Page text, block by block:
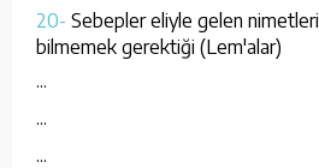
20- Sebepler eliyle gelen
bilmemek gerektiği (Lem'alar)
...
...
...